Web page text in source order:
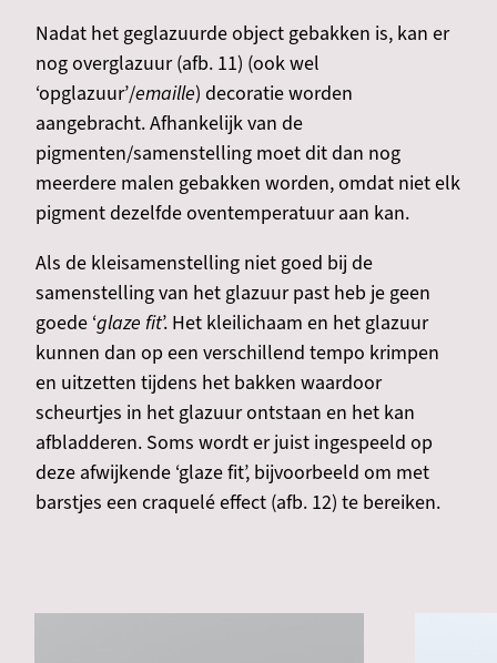
Nadat het geglazuurde object gebakken is, kan er
nog overglazuur (afb. 11) (ook wel
‘opglazuur’/emaille) decoratie worden
aangebracht. Afhankelijk van de
pigmenten/samenstelling moet dit dan nog
meerdere malen gebakken worden, omdat niet elk
pigment dezelfde oventemperatuur aan kan.
Als de kleisamenstelling niet goed bij de
samenstelling van het glazuur past heb je geen
goede ‘glaze fit’. Het kleilichaam en het glazuur
kunnen dan op een verschillend tempo krimpen
en uitzetten tijdens het bakken waardoor
scheurtjes in het glazuur ontstaan en het kan
afbladderen. Soms wordt er juist ingespeeld op
deze afwijkende ‘glaze fit’, bijvoorbeeld om met
barstjes een craquelé effect (afb. 12) te bereiken.